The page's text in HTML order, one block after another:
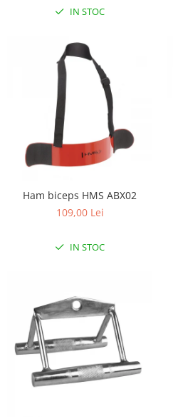
Lampi de veghe
Saltele de infasat
IN STOC
Ham biceps HMS ABX02
109,00 Lei
IN STOC